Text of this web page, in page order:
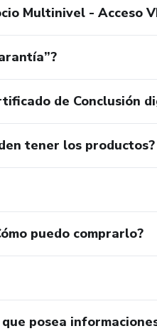
Multinivel - Acceso
de Conclusión
tener los productos?
puedo comprarlo?
posea